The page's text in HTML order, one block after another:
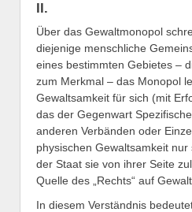
II.
Über das Gewaltmonopol
diejenige menschliche
eines bestimmten Gebietes –
zum Merkmal – das Monopol
Gewaltsamkeit für sich (mit
das der Gegenwart
anderen Verbänden oder
physischen Gewaltsamkeit
der Staat sie von ihrer Seite
Quelle des „Rechts“ auf
In diesem Verständnis